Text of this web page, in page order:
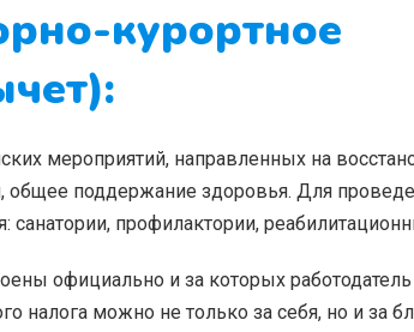
курортное
мероприятий, направленных на
общее поддержание здоровья. Для
профилактории,
официально и за которых работодатель
налога можно не только за себя, но и за